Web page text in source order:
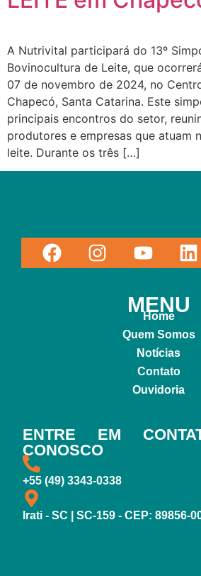
A Nutrivital participará do 13º
Bovinocultura de Leite, que
07 de novembro de 2024, no
Chapecó, Santa Catarina. Este
principais encontros do setor,
produtores e empresas que atuam
leite. Durante os três […]
MENU
Home
Quem Somos
Notícias
Contato
Ouvidoria
ENTRE EM
CONOSCO
+55 (49) 3343-0338
Irati - SC | SC-159 - CEP: 89856-